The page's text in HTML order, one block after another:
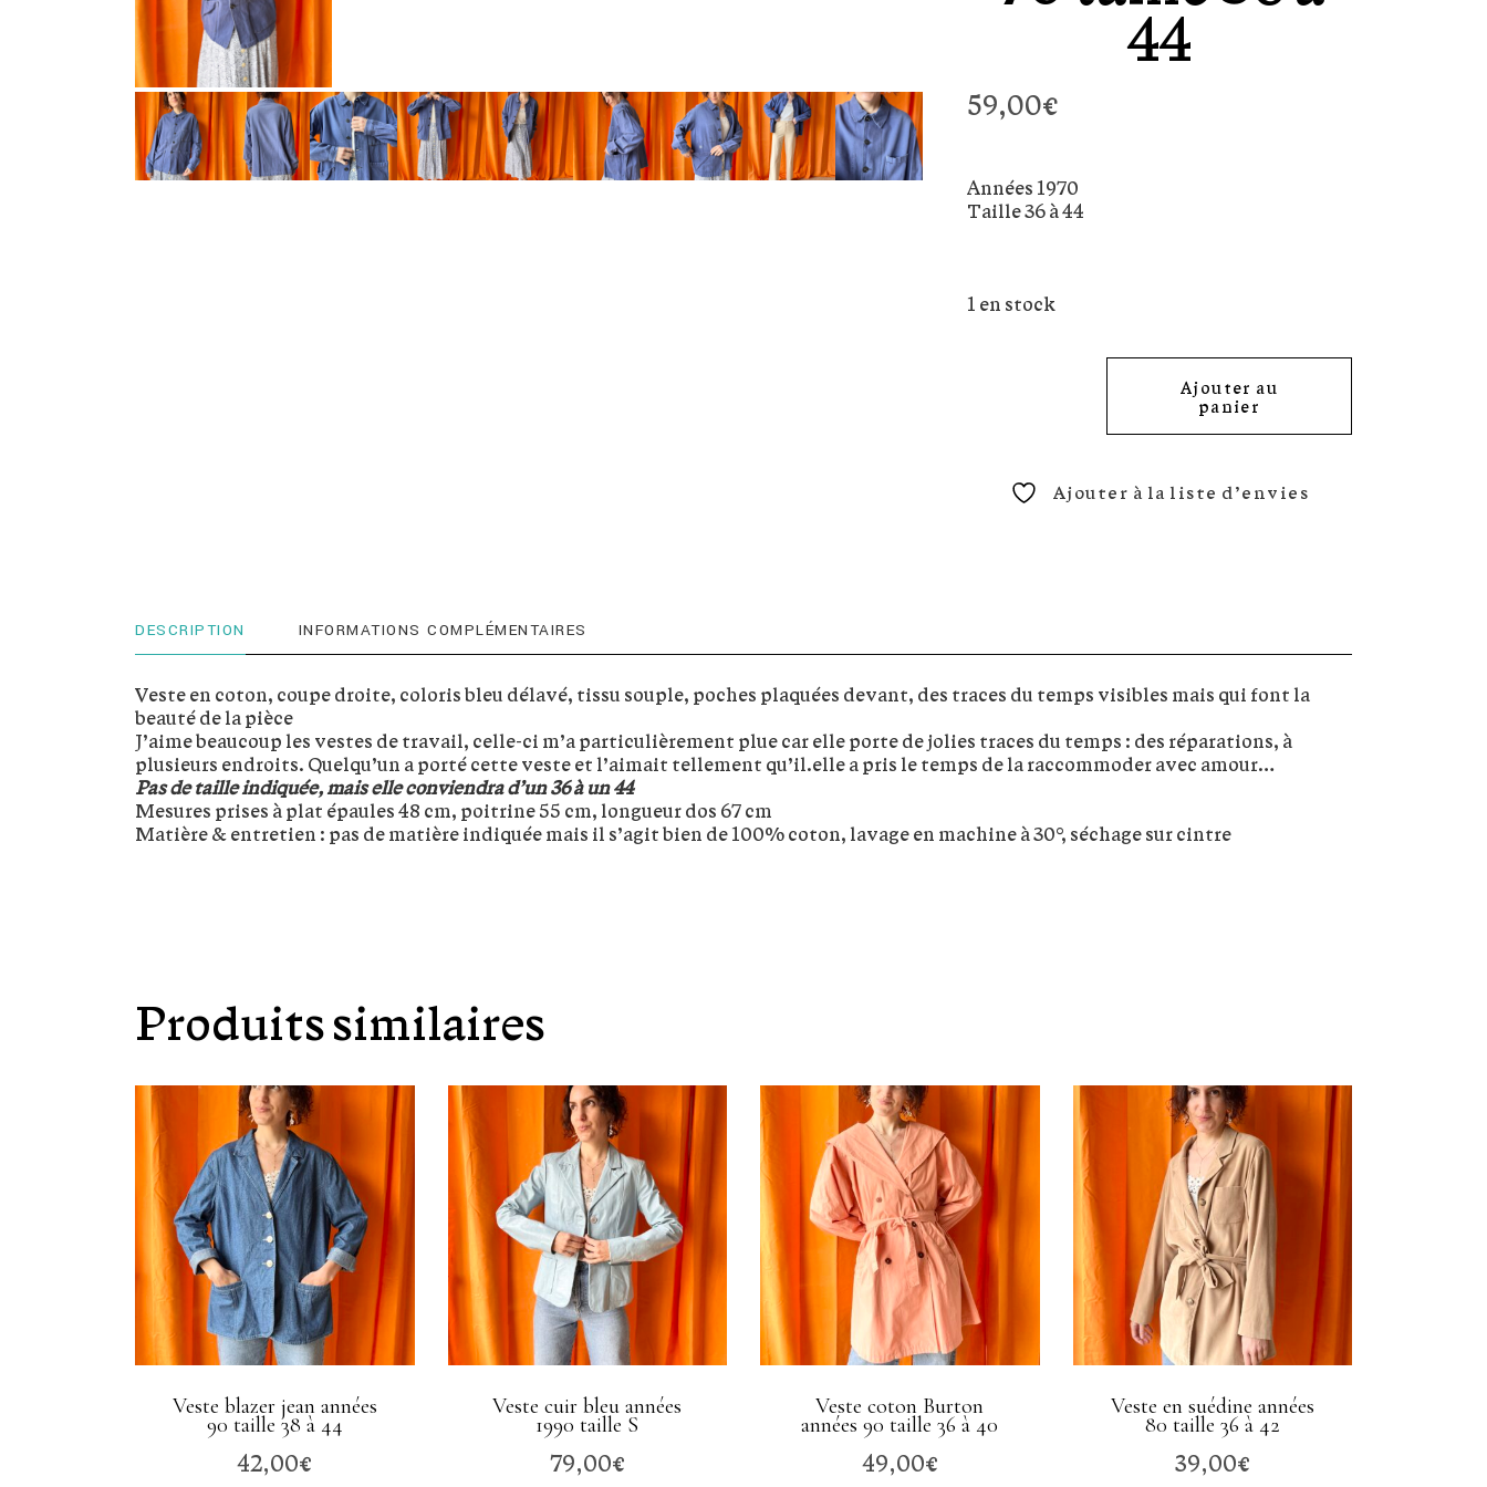
44
59,00€
Années 1970
Taille 36 à 44
1 en stock
Ajouter au
panier
Ajouter à la liste d’envies
DESCRIPTION INFORMATIONS COMPLÉMENTAIRES
Veste en coton, coupe droite, coloris bleu délavé, tissu souple, poches plaquées devant, des traces du temps visibles mais qui font la
beauté de la pièce
J’aime beaucoup les vestes de travail, celle-ci m’a particulièrement plue car elle porte de jolies traces du temps : des réparations, à
plusieurs endroits. Quelqu’un a porté cette veste et l’aimait tellement qu’il.elle a pris le temps de la raccommoder avec amour…
Pas de taille indiquée, mais elle conviendra d’un 36 à un 44
Mesures prises à plat épaules 48 cm, poitrine 55 cm, longueur dos 67 cm
Matière & entretien : pas de matière indiquée mais il s’agit bien de 100% coton, lavage en machine à 30°, séchage sur cintre
Produits similaires
Veste blazer jean années
90 taille 38 à 44
42,00€
Veste cuir bleu années
1990 taille S
79,00€
Veste coton Burton
années 90 taille 36 à 40
49,00€
Veste en suédine années
80 taille 36 à 42
39,00€